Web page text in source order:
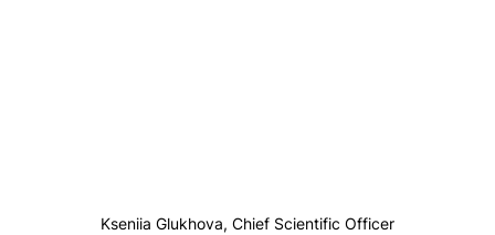
Kseniia Glukhova, Chief Scientific Officer